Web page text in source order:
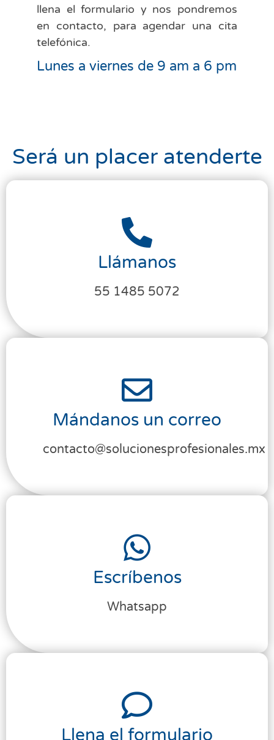
llena el formulario y nos pondremos
en contacto, para agendar una cita
telefónica​.
Lunes a viernes de 9 am a 6 pm
Será un placer atenderte
Llámanos
55 1485 5072
Mándanos un correo
contacto@solucionesprofesionales.mx
Escríbenos
Whatsapp
Llena el formulario